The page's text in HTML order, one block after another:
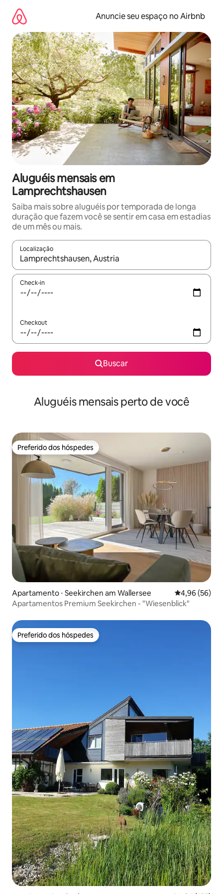
para
conteúdo
Anuncie seu espaço no Airbnb
Aluguéis mensais em
Lamprechtshausen
Saiba mais sobre aluguéis por temporada de longa
duração que fazem você se sentir em casa em estadias
de um mês ou mais.
Localização
Quando os resultados estiverem disponíveis, explore-os
Check-in
Checkout
Buscar
Aluguéis mensais perto de você
Preferido dos hóspedes
Preferido dos hóspedes
Apartamento ⋅ Seekirchen am Wallersee 4,96 de uma
4,96 (56)
Apartamentos Premium Seekirchen - "Wiesenblick"
Preferido dos hóspedes
Preferido dos hóspedes